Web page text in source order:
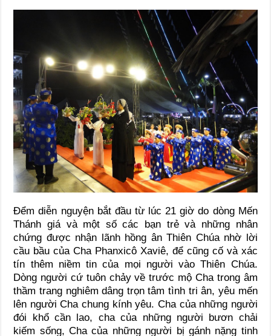
Đểm diễn nguyện bắt đầu từ lúc 21 giờ do dòng Mến
Thánh giá và một số các bạn trẻ và những nhân
chứng được nhận lãnh hồng ân Thiên Chúa nhờ lời
cầu bầu của Cha Phanxicô Xaviê, để cũng cố và xác
tín thêm niềm tin của mọi người vào Thiên Chúa.
Dòng người cứ tuôn chảy về trước mộ Cha trong âm
thầm trang nghiêm dâng trọn tâm tình tri ân, yêu mến
lên người Cha chung kính yêu. Cha của những người
đói khổ cần lao, cha của những người bươn chải
kiếm sống, Cha của những người bị gánh nặng tinh